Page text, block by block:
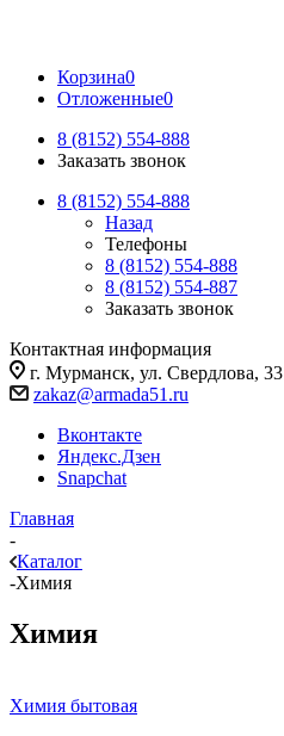
Корзина0
Отложенные0
8 (8152) 554-888
Заказать звонок
8 (8152) 554-888
Назад
Телефоны
8 (8152) 554-888
8 (8152) 554-887
Заказать звонок
Контактная информация
г. Мурманск, ул. Свердлова, 33
zakaz@armada51.ru
Вконтакте
Яндекс.Дзен
Snapchat
Главная
-
Каталог
-Химия
Химия
Химия бытовая